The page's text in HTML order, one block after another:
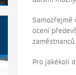
Samozřejmě
ocení
zaměstnanců.
Pro jakékoli